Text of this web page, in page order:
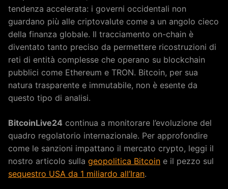
tendenza accelerata: i governi occidentali non
guardano più alle criptovalute come a un angolo cieco
della finanza globale. Il tracciamento on-chain è
diventato tanto preciso da permettere ricostruzioni di
reti di entità complesse che operano su blockchain
pubblici come Ethereum e TRON. Bitcoin, per sua
natura trasparente e immutabile, non è esente da
questo tipo di analisi.
BitcoinLive24 continua a monitorare l’evoluzione del
quadro regolatorio internazionale. Per approfondire
come le sanzioni impattano il mercato crypto, leggi il
nostro articolo sulla geopolitica Bitcoin e il pezzo sul
sequestro USA da 1 miliardo all’Iran.